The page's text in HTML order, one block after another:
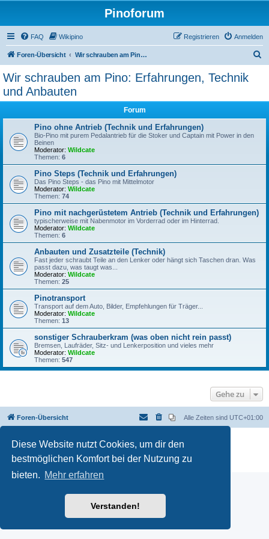
Diese Website nutzt Cookies, um dir den
bestmöglichen Komfort bei der Nutzung zu
bieten. Mehr erfahren
Verstanden!
Pinoforum
FAQ Wikipino Anmelden
Registrieren
Foren-Übersicht Wir schrauben am Pino: Erfahrungen, Technik und Anbauten
Wir schrauben am Pino: Erfahrungen, Technik
und Anbauten
Forum
Pino ohne Antrieb (Technik und Erfahrungen)
Bio-Pino mit purem Pedalantrieb für die Stoker und Captain mit Power in den
Beinen
Moderator: Wildcate
Themen: 6
Pino Steps (Technik und Erfahrungen)
Das Pino Steps - das Pino mit Mittelmotor
Moderator: Wildcate
Themen: 74
Pino mit nachgerüstetem Antrieb (Technik und Erfahrungen)
typischerweise mit Nabenmotor im Vorderrad oder im Hinterrad.
Moderator: Wildcate
Themen: 6
Anbauten und Zusatzteile (Technik)
Fast jeder schraubt Teile an den Lenker oder hängt sich Taschen dran. Was
passt dazu, was taugt was...
Moderator: Wildcate
Themen: 25
Pinotransport
Transport auf dem Auto, Bilder, Empfehlungen für Träger...
Moderator: Wildcate
Themen: 13
sonstiger Schrauberkram (was oben nicht rein passt)
Bremsen, Laufräder, Sitz- und Lenkerposition und vieles mehr
Moderator: Wildcate
Themen: 547
Gehe zu
Foren-Übersicht Alle Zeiten sind UTC+01:00
Deutsche Übersetzung durchphpBB.de
Datenschutz| Nutzungsbedingungen